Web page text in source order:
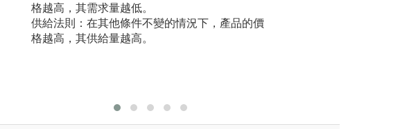
格越高，其需求量越低。
供給法則：在其他條件不變的情況下，產品的價
格越高，其供給量越高。